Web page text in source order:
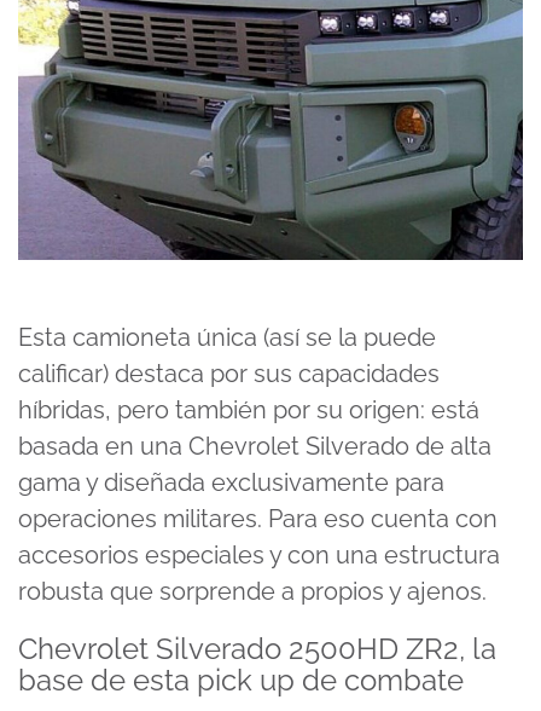
Esta camioneta única (así se la puede
calificar) destaca por sus capacidades
híbridas, pero también por su origen: está
basada en una Chevrolet Silverado de alta
gama y diseñada exclusivamente para
operaciones militares. Para eso cuenta con
accesorios especiales y con una estructura
robusta que sorprende a propios y ajenos.
Chevrolet Silverado 2500HD ZR2, la
base de esta pick up de combate